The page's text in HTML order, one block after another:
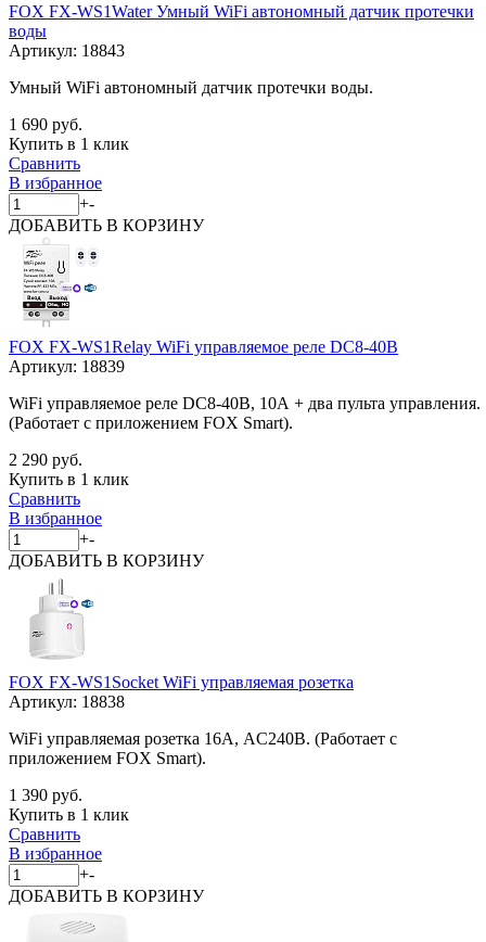
FOX FX-WS1Water Умный WiFi автономный датчик протечки
воды
Артикул: 18843
Умный WiFi автономный датчик протечки воды.
1 690 руб.
Купить в 1 клик
Сравнить
В избранное
+-
ДОБАВИТЬ В КОРЗИНУ
FOX FX-WS1Relay WiFi управляемое реле DC8-40В
Артикул: 18839
WiFi управляемое реле DC8-40В, 10А + два пульта управления.
(Работает c приложением FOX Smart).
2 290 руб.
Купить в 1 клик
Сравнить
В избранное
+-
ДОБАВИТЬ В КОРЗИНУ
FOX FX-WS1Socket WiFi управляемая розетка
Артикул: 18838
WiFi управляемая розетка 16А, AC240В. (Работает c
приложением FOX Smart).
1 390 руб.
Купить в 1 клик
Сравнить
В избранное
+-
ДОБАВИТЬ В КОРЗИНУ